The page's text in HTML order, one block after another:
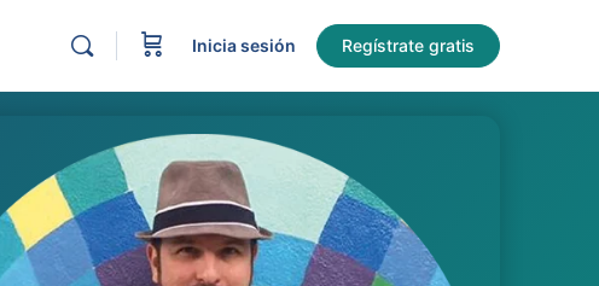
Inicia sesión Regístrate gratis